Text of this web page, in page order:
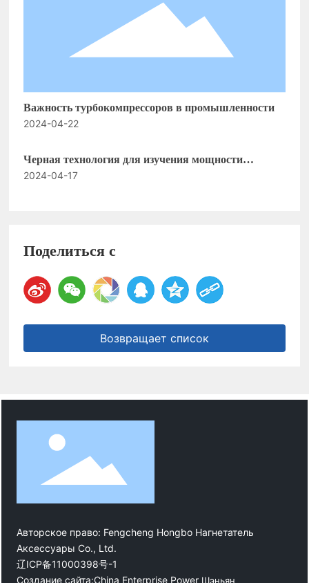
Важность турбокомпрессоров в промышленности
2024-04-22
Черная технология для изучения мощности
двигателя турбокомпрессора
2024-04-17
Поделиться с
Возвращает список
Авторское право: Fengcheng Hongbo Нагнетатель
Аксессуары Co., Ltd.
辽ICP备11000398号-1
Создание сайта:China Enterprise Power Шэньян